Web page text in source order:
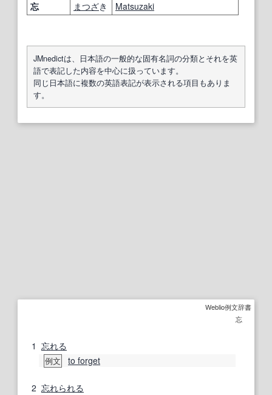
忘 まつざき Matsuzaki
JMnedictは、日本語の一般的な固有名詞の分類とそれを英
語で表記した内容を中心に扱っています。
同じ日本語に複数の英語表記が表示される項目もありま
す。
Weblio例文辞書
忘
1 忘れる
例文 to forget
2 忘れられる